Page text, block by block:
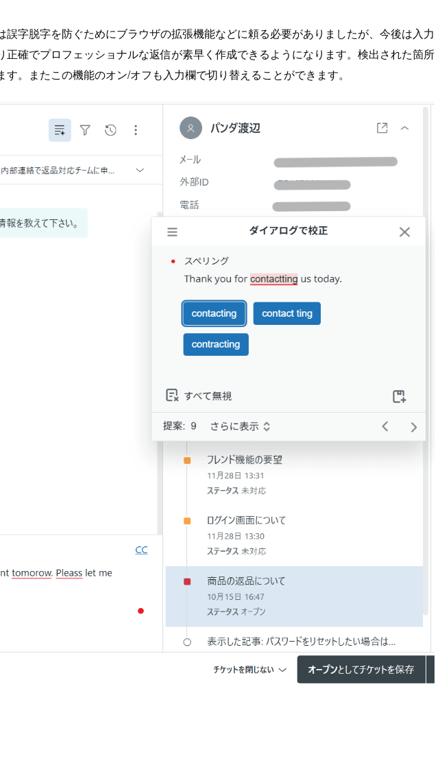
字脱字を防ぐためにブラウザの拡張機能などに頼る必要がありましたが、今後は入力
確でプロフェッショナルな返信が素早く作成できるようになります。検出された箇所
。またこの機能のオン/オフも入力欄で切り替えることができます。